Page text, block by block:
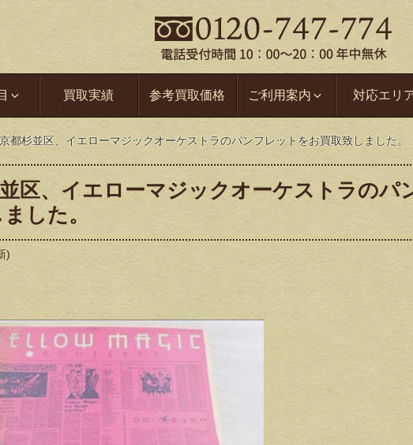
買取実績 参考買取価格 ご利用案内 対応エリ
都杉並区、イエローマジックオーケストラのパンフレットをお買取致しました。
並区、イエローマジックオーケストラのパ
した。
)